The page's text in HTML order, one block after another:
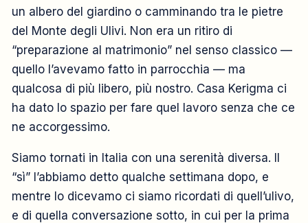
un albero del giardino o camminando tra le pietre
del Monte degli Ulivi. Non era un ritiro di
“preparazione al matrimonio” nel senso classico —
quello l’avevamo fatto in parrocchia — ma
qualcosa di più libero, più nostro. Casa Kerigma ci
ha dato lo spazio per fare quel lavoro senza che ce
ne accorgessimo.
Siamo tornati in Italia con una serenità diversa. Il
“sì” l’abbiamo detto qualche settimana dopo, e
mentre lo dicevamo ci siamo ricordati di quell’ulivo,
e di quella conversazione sotto, in cui per la prima